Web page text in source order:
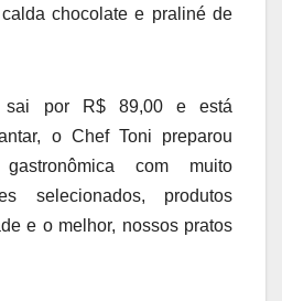
chocolate e praliné de
sai por R$ 89,00 e está
o Chef Toni preparou
com muito
selecionados, produtos
e o melhor, nossos pratos